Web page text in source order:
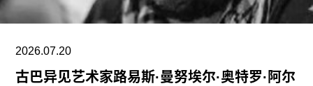
期间，她丰富了基金会的藏品结构，并增加了女性
艺术家的代表比例。此前在泰特工作期间，她策划
了广受好评的2015年回顾展“世界走向波普”（The
2026.07.20
古巴异见艺术家路易斯·曼努埃尔·奥特罗·阿尔